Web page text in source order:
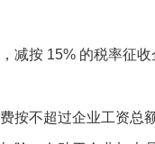
减按 15% 的税率征
按不超过企业工资总